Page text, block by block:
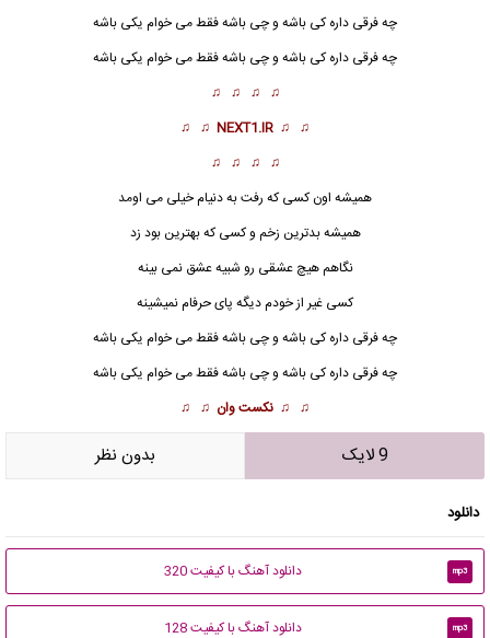
چه فرقی داره کی باشه و چی باشه فقط می خوام یکی باشه
چه فرقی داره کی باشه و چی باشه فقط می خوام یکی باشه
♫ ♫ ♫ ♫
♫ ♫
NEXT1.IR
♫ ♫
♫ ♫ ♫ ♫
همیشه اون کسی که رفت به دنیام خیلی می اومد
همیشه بدترین زخم و کسی که بهترین بود زد
نگاهم هیچ عشقی رو شبیه عشق نمی بینه
کسی غیر از خودم دیگه پای حرفام نمیشینه
چه فرقی داره کی باشه و چی باشه فقط می خوام یکی باشه
چه فرقی داره کی باشه و چی باشه فقط می خوام یکی باشه
♫ ♫ نکست وان ♫ ♫
9 لایک بدون نظر
دانلود
mp3 دانلود آهنگ با کیفیت 320
mp3 دانلود آهنگ با کیفیت 128